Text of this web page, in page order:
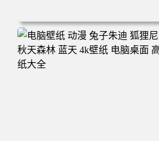
电脑壁纸 动漫 紫灵 冰清玉洁《凡人
160 电脑桌面 高清壁纸 壁纸下载 壁